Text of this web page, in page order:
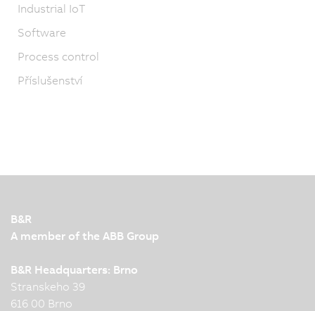
Industrial IoT
Software
Process control
Příslušenství
B&R
A member of the ABB Group
B&R Headquarters: Brno
Stranskeho 39
616 00 Brno